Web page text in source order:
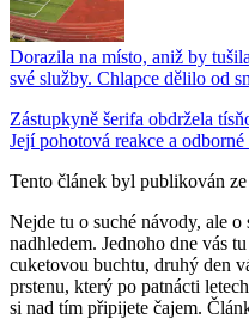
Dorazila na místo, aniž by
své služby. Chlapce dělilo od
Zástupkyně šerifa obdržela
Její pohotová reakce a odborné
Tento článek byl publikován
Nejde tu o suché návody, ale o
nadhledem. Jednoho dne vás
cuketovou buchtu, druhý den
prstenu, který po patnácti
si nad tím připijete čajem.